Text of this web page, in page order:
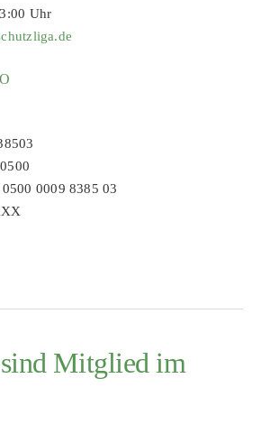
Uhr
0009 8385 03
Mitglied im